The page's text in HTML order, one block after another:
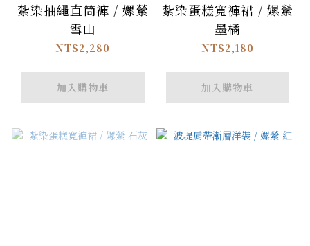
紮染抽繩直筒褲 / 嫘縈
雪山
NT$2,280
加入購物車
紮染蛋糕寬褲裙 / 嫘縈
墨橘
NT$2,180
加入購物車